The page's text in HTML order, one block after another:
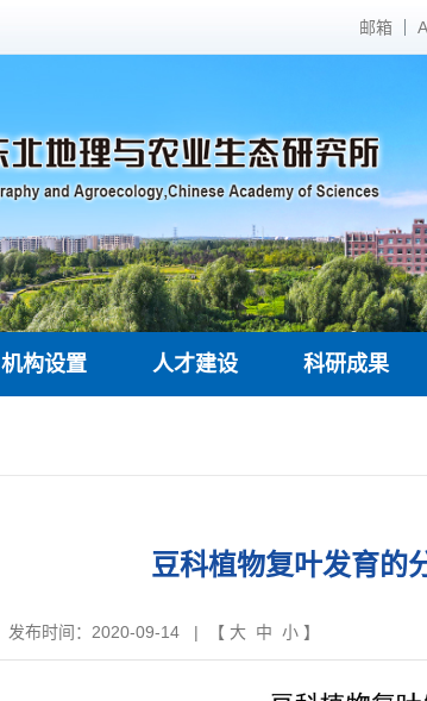
邮箱
机构设置 人才建设 科研成果
豆科植物复叶发育的
发布时间：2020-09-14 | 【 大 中 小 】